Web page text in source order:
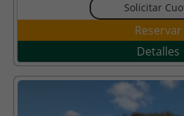
Solicitar
Reservar
Detalles